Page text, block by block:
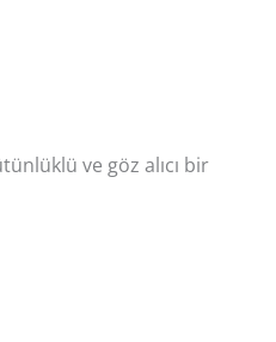
ve göz alıcı bir